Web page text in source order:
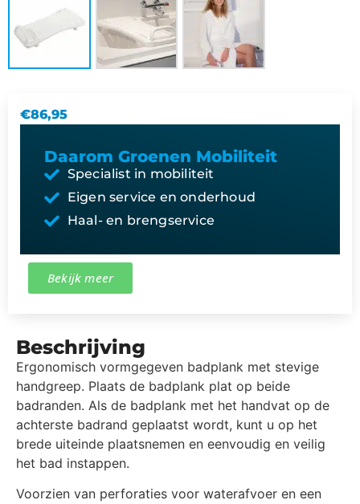
€86,95
Daarom Groenen Mobiliteit
Specialist in mobiliteit
Eigen service en onderhoud
Haal- en brengservice
Bekijk meer
Beschrijving
Ergonomisch vormgegeven badplank met stevige
handgreep. Plaats de badplank plat op beide
badranden. Als de badplank met het handvat op de
achterste badrand geplaatst wordt, kunt u op het
brede uiteinde plaatsnemen en eenvoudig en veilig
het bad instappen.
Voorzien van perforaties voor waterafvoer en een